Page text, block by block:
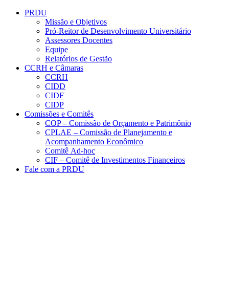
Conteúdo principal
PRDU
Missão e Objetivos
Pró-Reitor de Desenvolvimento Universitário
Assessores Docentes
Equipe
Relatórios de Gestão
CCRH e Câmaras
CCRH
CIDD
CIDF
CIDP
Comissões e Comitês
COP – Comissão de Orçamento e Patrimônio
CPLAE – Comissão de Planejamento e
Acompanhamento Econômico
Comitê Ad-hoc
CIF – Comitê de Investimentos Financeiros
Fale com a PRDU